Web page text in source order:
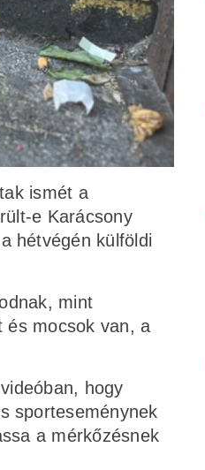
ismét a
e Karácsony
hétvégén külföldi
mint
és mocsok van, a
hogy
sporteseménynek
a mérkőzésnek